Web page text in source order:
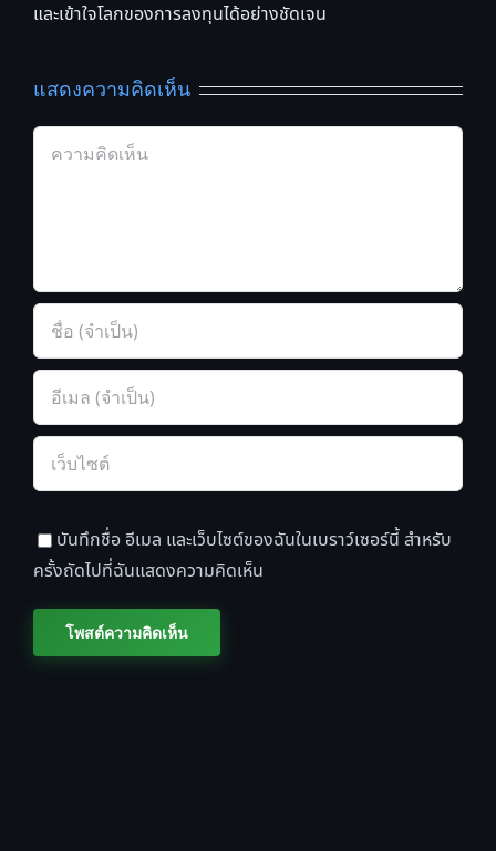
และเข้าใจโลกของการลงทุนได้อย่างชัดเจน
แสดงความคิดเห็น
Comment
บันทึกชื่อ อีเมล และเว็บไซต์ของฉันในเบราว์เซอร์นี้ สำหรับ
ครั้งถัดไปที่ฉันแสดงความคิดเห็น